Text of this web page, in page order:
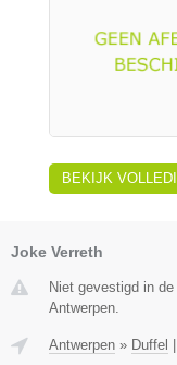
BEKIJK
Joke Verreth
Niet gevestigd in
Antwerpen.
Antwerpen » Duffel